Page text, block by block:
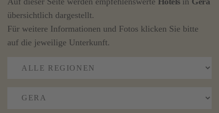
übersichtlich dargestellt.
Für weitere Informationen und Fotos klicken Sie bitte
auf die jeweilige Unterkunft.